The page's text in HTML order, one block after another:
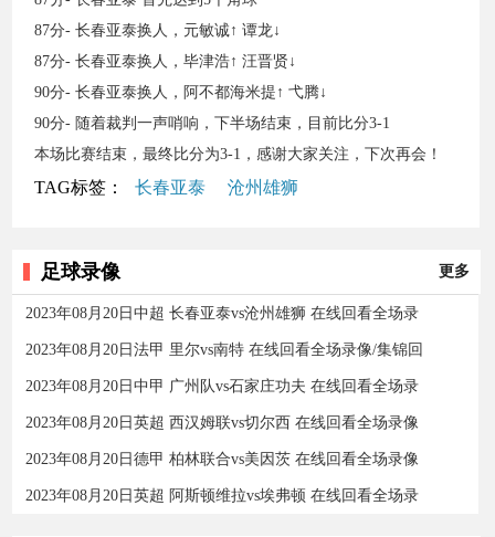
87分- 长春亚泰换人，元敏诚↑ 谭龙↓
87分- 长春亚泰换人，毕津浩↑ 汪晋贤↓
90分- 长春亚泰换人，阿不都海米提↑ 弋腾↓
90分- 随着裁判一声哨响，下半场结束，目前比分3-1
本场比赛结束，最终比分为3-1，感谢大家关注，下次再会！
TAG标签： 长春亚泰 沧州雄狮
足球录像 更多
2023年08月20日中超 长春亚泰vs沧州雄狮 在线回看全场录
2023年08月20日法甲 里尔vs南特 在线回看全场录像/集锦回
2023年08月20日中甲 广州队vs石家庄功夫 在线回看全场录
2023年08月20日英超 西汉姆联vs切尔西 在线回看全场录像
2023年08月20日德甲 柏林联合vs美因茨 在线回看全场录像
2023年08月20日英超 阿斯顿维拉vs埃弗顿 在线回看全场录